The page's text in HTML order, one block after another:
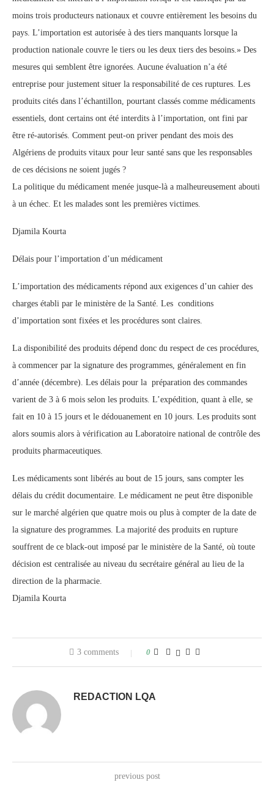
moins trois producteurs nationaux et couvre entièrement les besoins du
pays. L’importation est autorisée à des tiers manquants lorsque la
production nationale couvre le tiers ou les deux tiers des besoins.» Des
mesures qui semblent être ignorées. Aucune évaluation n’a été
entreprise pour justement situer la responsabilité de ces ruptures. Les
produits cités dans l’échantillon, pourtant classés comme médicaments
essentiels, dont certains ont été interdits à l’importation, ont fini par
être ré-autorisés. Comment peut-on priver pendant des mois des
Algériens de produits vitaux pour leur santé sans que les responsables
de ces décisions ne soient jugés ?
La politique du médicament menée jusque-là a malheureusement abouti
à un échec. Et les malades sont les premières victimes.
Djamila Kourta
Délais pour l’importation d’un médicament
L’importation des médicaments répond aux exigences d’un cahier des
charges établi par le ministère de la Santé. Les conditions
d’importation sont fixées et les procédures sont claires.
La disponibilité des produits dépend donc du respect de ces procédures,
à commencer par la signature des programmes, généralement en fin
d’année (décembre). Les délais pour la préparation des commandes
varient de 3 à 6 mois selon les produits. L’expédition, quant à elle, se
fait en 10 à 15 jours et le dédouanement en 10 jours. Les produits sont
alors soumis alors à vérification au Laboratoire national de contrôle des
produits pharmaceutiques.
Les médicaments sont libérés au bout de 15 jours, sans compter les
délais du crédit documentaire. Le médicament ne peut être disponible
sur le marché algérien que quatre mois ou plus à compter de la date de
la signature des programmes. La majorité des produits en rupture
souffrent de ce black-out imposé par le ministère de la Santé, où toute
décision est centralisée au niveau du secrétaire général au lieu de la
direction de la pharmacie.
Djamila Kourta
3 comments 0
REDACTION LQA
previous post